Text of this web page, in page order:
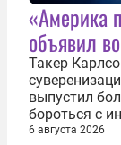
«Америка
объявил
Такер
выпустил
бороться с
первую
6 августа 2026